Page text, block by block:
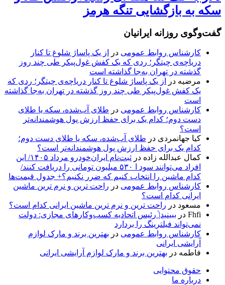
سکه به بازگشایی تنگه هرمز
گفت‌وگوی روزانه ایرانیان
کارشناس روابط عمومی در
از یک پاساژ شلوغ تا کنار
دریاچه‌ی چیتگر؛ ردی که یک کفش غول‌پیکر طی چند روز
گذشته در تهران به‌جا گذاشته است
مرضیه در
از یک پاساژ شلوغ تا کنار دریاچه‌ی چیتگر؛ ردی که
یک کفش غول‌پیکر طی چند روز گذشته در تهران به‌جا گذاشته
است
کارشناس روابط عمومی در طلای آب‌شده، سکه یا طلای
دست دوم؛ کدام یک برای حفظ ارزش پول هوشمندانه‌تر
است؟
کیا جهانمردی در طلای آب‌شده، سکه یا طلای دست دوم؛
کدام یک برای حفظ ارزش پول هوشمندانه‌تر است؟
کمال عبدالله زاده در
ثبت‌نام ایران‌خودرو مرداد ۱۴۰۵/ این
افراد می‌توانند سود ا ۵۳۰ میلیون تومانی را دریافت کنند/
کدام ماشین را انتخاب کنیم که ضرر نکنیم؟+ جدول قیمت‌ها
کارشناس روابط عمومی در راحت ترین و نرم ترین ماشین
ایرانی کدام است؟
مسعود در راحت ترین و نرم ترین ماشین ایرانی کدام است؟
Fhfi در ببینید| ٰرئیس اتحادیه کسب‌وکارهای مجازی: دولت
نمی‌تواند فیلترینگ را بردارد
کارشناس روابط عمومی در بهترین برند و مارک لوازم
آرایشی ایرانی
فاطمه در بهترین برند و مارک لوازم آرایشی ایرانی
حقوق محتوایی
درباره ما